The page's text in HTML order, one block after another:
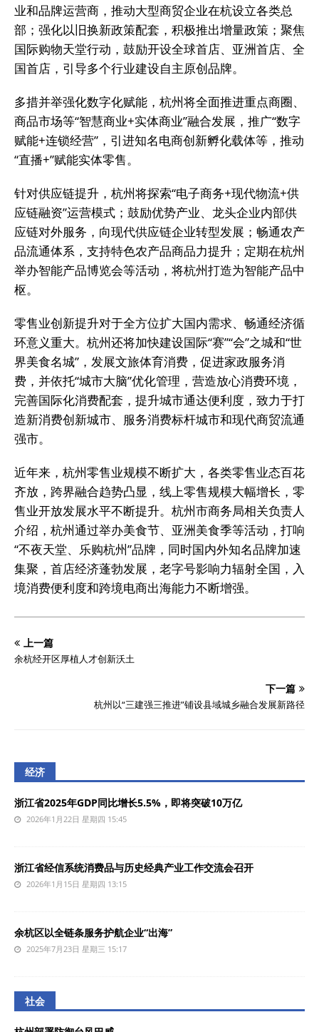
业和品牌运营商，推动大型商贸企业在杭设立各类总
部；强化以旧换新政策配套，积极推出增量政策；聚焦
国际购物天堂行动，鼓励开设全球首店、亚洲首店、全
国首店，引导多个行业建设自主原创品牌。
多措并举强化数字化赋能，杭州将全面推进重点商圈、
商品市场等“智慧商业+实体商业”融合发展，推广“数字
赋能+连锁经营”，引进知名电商创新孵化载体等，推动
“直播+”赋能实体零售。
针对供应链提升，杭州将探索“电子商务+现代物流+供
应链融资”运营模式；鼓励优势产业、龙头企业内部供
应链对外服务，向现代供应链企业转型发展；畅通农产
品流通体系，支持特色农产品商品力提升；定期在杭州
举办智能产品博览会等活动，将杭州打造为智能产品中
枢。
零售业创新提升对于全方位扩大国内需求、畅通经济循
环意义重大。杭州还将加快建设国际“赛”“会”之城和“世
界美食名城”，发展文旅体育消费，促进家政服务消
费，并依托“城市大脑”优化管理，营造放心消费环境，
完善国际化消费配套，提升城市通达便利度，致力于打
造新消费创新城市、服务消费标杆城市和现代商贸流通
强市。
近年来，杭州零售业规模不断扩大，各类零售业态百花
齐放，跨界融合趋势凸显，线上零售规模大幅增长，零
售业开放发展水平不断提升。杭州市商务局相关负责人
介绍，杭州通过举办美食节、亚洲美食季等活动，打响
“不夜天堂、乐购杭州”品牌，同时国内外知名品牌加速
集聚，首店经济蓬勃发展，老字号影响力辐射全国，入
境消费便利度和跨境电商出海能力不断增强。
上一篇
余杭经开区厚植人才创新沃土
下一篇
杭州以“三建强三推进”铺设县域城乡融合发展新路径
经济
浙江省2025年GDP同比增长5.5%，即将突破10万亿
2026年1月22日 星期四 15:45
浙江省经信系统消费品与历史经典产业工作交流会召开
2026年1月15日 星期四 13:15
余杭区以全链条服务护航企业“出海”
2025年7月23日 星期三 15:17
社会